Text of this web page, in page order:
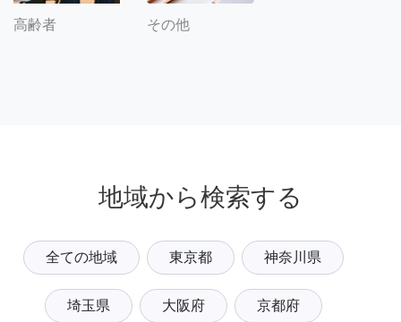
高齢者 その他
地域から検索する
全ての地域 東京都 神奈川県
埼玉県 大阪府 京都府